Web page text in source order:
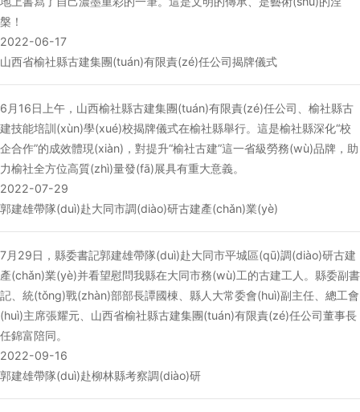
槃！
2022-06-17
山西省榆社縣古建集團(tuán)有限責(zé)任公司揭牌儀式
6月16日上午，山西榆社縣古建集團(tuán)有限責(zé)任公司、榆社縣古
建技能培訓(xùn)學(xué)校揭牌儀式在榆社縣舉行。這是榆社縣深化“校
企合作”的成效體現(xiàn)，對提升“榆社古建”這一省級勞務(wù)品牌，助
力榆社全方位高質(zhì)量發(fā)展具有重大意義。
2022-07-29
郭建雄帶隊(duì)赴大同市調(diào)研古建產(chǎn)業(yè)
7月29日，縣委書記郭建雄帶隊(duì)赴大同市平城區(qū)調(diào)研古建
產(chǎn)業(yè)并看望慰問我縣在大同市務(wù)工的古建工人。縣委副書
記、統(tǒng)戰(zhàn)部部長譚國棟、縣人大常委會(huì)副主任、總工會
(huì)主席張耀元、山西省榆社縣古建集團(tuán)有限責(zé)任公司董事長
任錦富陪同。
2022-09-16
郭建雄帶隊(duì)赴柳林縣考察調(diào)研